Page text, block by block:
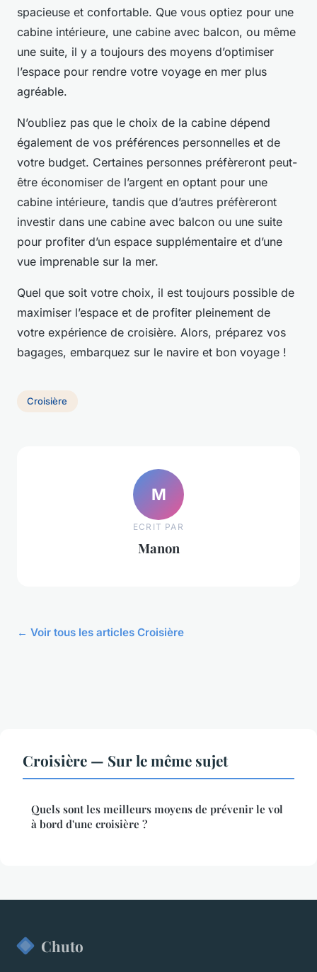
spacieuse et confortable. Que vous optiez pour une
cabine intérieure, une cabine avec balcon, ou même
une suite, il y a toujours des moyens d’optimiser
l’espace pour rendre votre voyage en mer plus
agréable.
N’oubliez pas que le choix de la cabine dépend
également de vos préférences personnelles et de
votre budget. Certaines personnes préfèreront peut-
être économiser de l’argent en optant pour une
cabine intérieure, tandis que d’autres préfèreront
investir dans une cabine avec balcon ou une suite
pour profiter d’un espace supplémentaire et d’une
vue imprenable sur la mer.
Quel que soit votre choix, il est toujours possible de
maximiser l’espace et de profiter pleinement de
votre expérience de croisière. Alors, préparez vos
bagages, embarquez sur le navire et bon voyage !
Croisière
M
ECRIT PAR
Manon
← Voir tous les articles Croisière
Croisière — Sur le même sujet
Quels sont les meilleurs moyens de prévenir le vol
à bord d'une croisière ?
Chuto